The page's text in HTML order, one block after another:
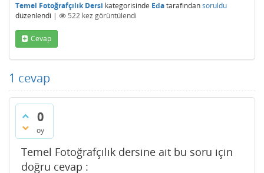
Temel Fotoğrafçılık Dersi kategorisinde Edatarafındansoruldu
düzenlendi | 522 kez görüntülendi
Cevap
1 cevap
0
oy
Temel Fotoğrafçılık dersine ait bu soru için
doğru cevap :